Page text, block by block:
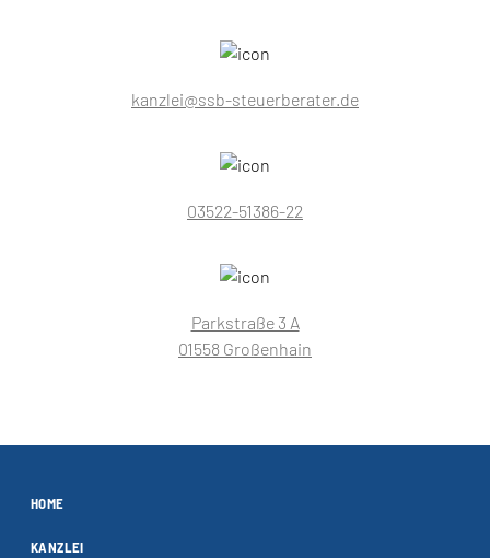
kanzlei@ssb-steuerberater.de
03522-51386-22
Parkstraße 3 A
01558 Großenhain
HOME
KANZLEI